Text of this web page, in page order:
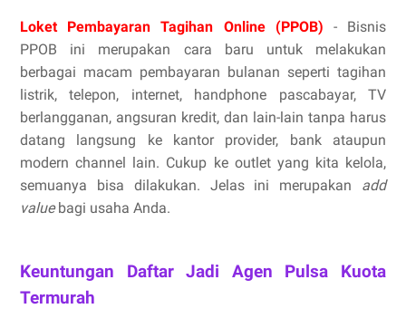
Loket Pembayaran Tagihan Online (PPOB) - Bisnis
PPOB ini merupakan cara baru untuk melakukan
berbagai macam pembayaran bulanan seperti tagihan
listrik, telepon, internet, handphone pascabayar, TV
berlangganan, angsuran kredit, dan lain-lain tanpa harus
datang langsung ke kantor provider, bank ataupun
modern channel lain. Cukup ke outlet yang kita kelola,
semuanya bisa dilakukan. Jelas ini merupakan add
valuebagi usaha Anda.
Keuntungan Daftar Jadi Agen Pulsa Kuota
Termurah